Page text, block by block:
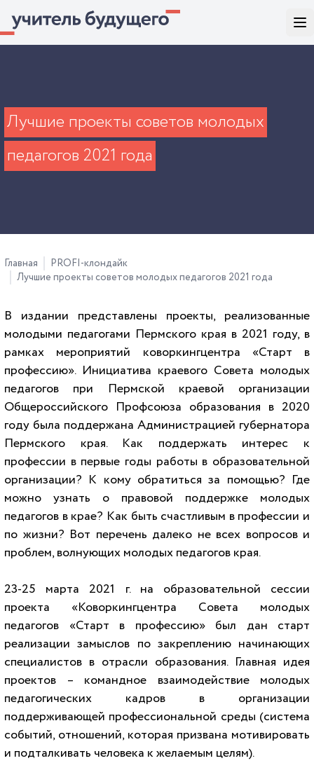
Лучшие проекты советов молодых
педагогов 2021 года
Главная
PROFI-клондайк
Лучшие проекты советов молодых педагогов 2021 года
В издании представлены проекты, реализованные
молодыми педагогами Пермского края в 2021 году, в
рамках мероприятий коворкингцентра «Старт в
профессию». Инициатива краевого Совета молодых
педагогов при Пермской краевой организации
Общероссийского Профсоюза образования в 2020
году была поддержана Администрацией губернатора
Пермского края. Как поддержать интерес к
профессии в первые годы работы в образовательной
организации? К кому обратиться за помощью? Где
можно узнать о правовой поддержке молодых
педагогов в крае? Как быть счастливым в профессии и
по жизни? Вот перечень далеко не всех вопросов и
проблем, волнующих молодых педагогов края.
23-25 марта 2021 г. на образовательной сессии
проекта «Коворкингцентра Совета молодых
педагогов «Старт в профессию» был дан старт
реализации замыслов по закреплению начинающих
специалистов в отрасли образования. Главная идея
проектов – командное взаимодействие молодых
педагогических кадров в организации
поддерживающей профессиональной среды (система
событий, отношений, которая призвана мотивировать
и подталкивать человека к желаемым целям).